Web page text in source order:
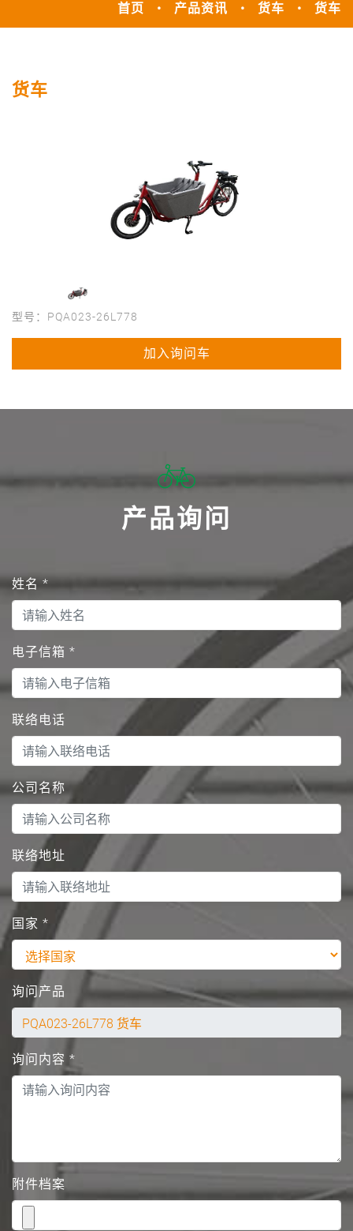
首页 产品资讯 货车 货车
货车
型号：PQA023-26L778
加入询问车
产品询问
姓名 *
电子信箱 *
联络电话
公司名称
联络地址
国家 *
询问产品
询问内容 *
附件档案